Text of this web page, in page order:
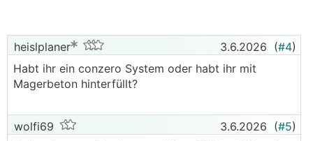
heislplaner 3.6.2026 (#4)
Habt ihr ein conzero System oder habt ihr mit
Magerbeton hinterfüllt?
wolfi69 3.6.2026 (#5)